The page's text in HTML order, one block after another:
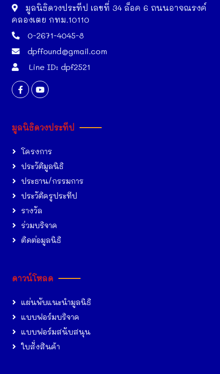
มูลนิธิดวงประทีป เลขที่ 34 ล็อค 6 ถนนอาจณรงค์
คลองเตย กทม.10110
0-2671-4045-8
dpffound@gmail.com
Line ID: dpf2521
มูลนิธิดวงประทีป
โครงการ
ประวัติมูลนิธิ
ประธาน/กรรมการ
ประวัติครูประทีป
รางวัล
ร่วมบริจาค
ติดต่อมูลนิธิ
ดาวน์โหลด
แผ่นพับแนะนำมูลนิธิ
แบบฟอร์มบริจาค
แบบฟอร์มสนับสนุน
ใบสั่งสินค้า